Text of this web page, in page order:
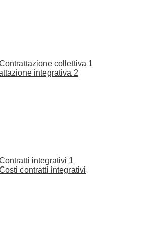
collettiva 1
integrativa 2
integrativi 1
contratti integrativi